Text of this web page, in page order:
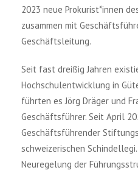
2023 neue Prokurist*innen
zusammen mit
Geschäftsleitung.
Seit fast dreißig Jahren
Hochschulentwicklung in
führten es Jörg Dräger und
Geschäftsführer. Seit April
Geschäftsführender
schweizerischen
Neuregelung der